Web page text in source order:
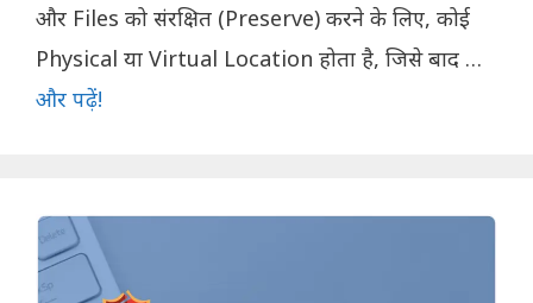
और Files को संरक्षित (Preserve) करने के लिए, कोई
Physical या Virtual Location होता है, जिसे बाद …
और पढ़ें!